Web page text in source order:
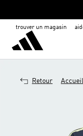
trouver un magasin
Retour Accueil